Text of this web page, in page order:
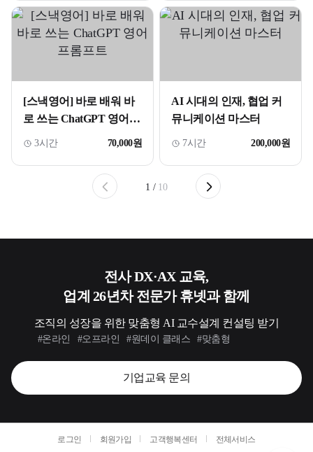
[스낵영어] 바로 배워 바
로 쓰는 ChatGPT 영어
프롬프트
3시간 70,000원
AI 시대의 인재, 협업 커
뮤니케이션 마스터
7시간 200,000원
1 / 10
전사 DX·AX 교육,
업계 26년차 전문가 휴넷과 함께
조직의 성장을 위한 맞춤형 AI 교수설계 컨설팅 받기
#온라인 #오프라인 #원데이 클래스 #맞춤형
기업교육 문의
로그인 회원가입 고객행복센터 전체서비스